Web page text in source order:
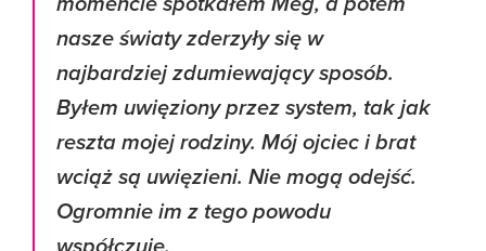
nasze światy zderzyły się w
najbardziej zdumiewający sposób.
Byłem uwięziony przez system, tak jak
reszta mojej rodziny. Mój ojciec i brat
wciąż są uwięzieni. Nie mogą odejść.
Ogromnie im z tego powodu